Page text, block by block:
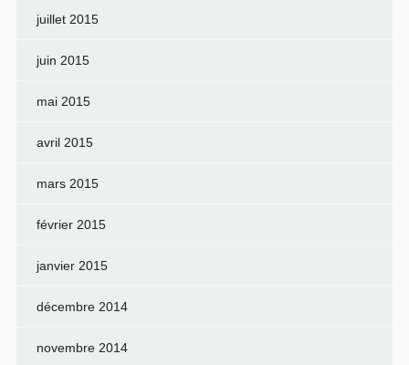
juillet 2015
juin 2015
mai 2015
avril 2015
mars 2015
février 2015
janvier 2015
décembre 2014
novembre 2014